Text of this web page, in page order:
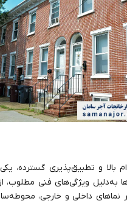
بالا و تطبیق‌پذیری گسترده،
به‌دلیل ویژگی‌های فنی مطلوب،
نماهای داخلی و خارجی،